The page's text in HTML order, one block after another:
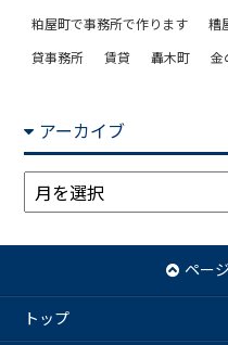
粕屋町で事務所で作ります
糟
貸事務所
賃貸 轟木町 金
アーカイブ
ア
ー
ブ
ペー
トップ